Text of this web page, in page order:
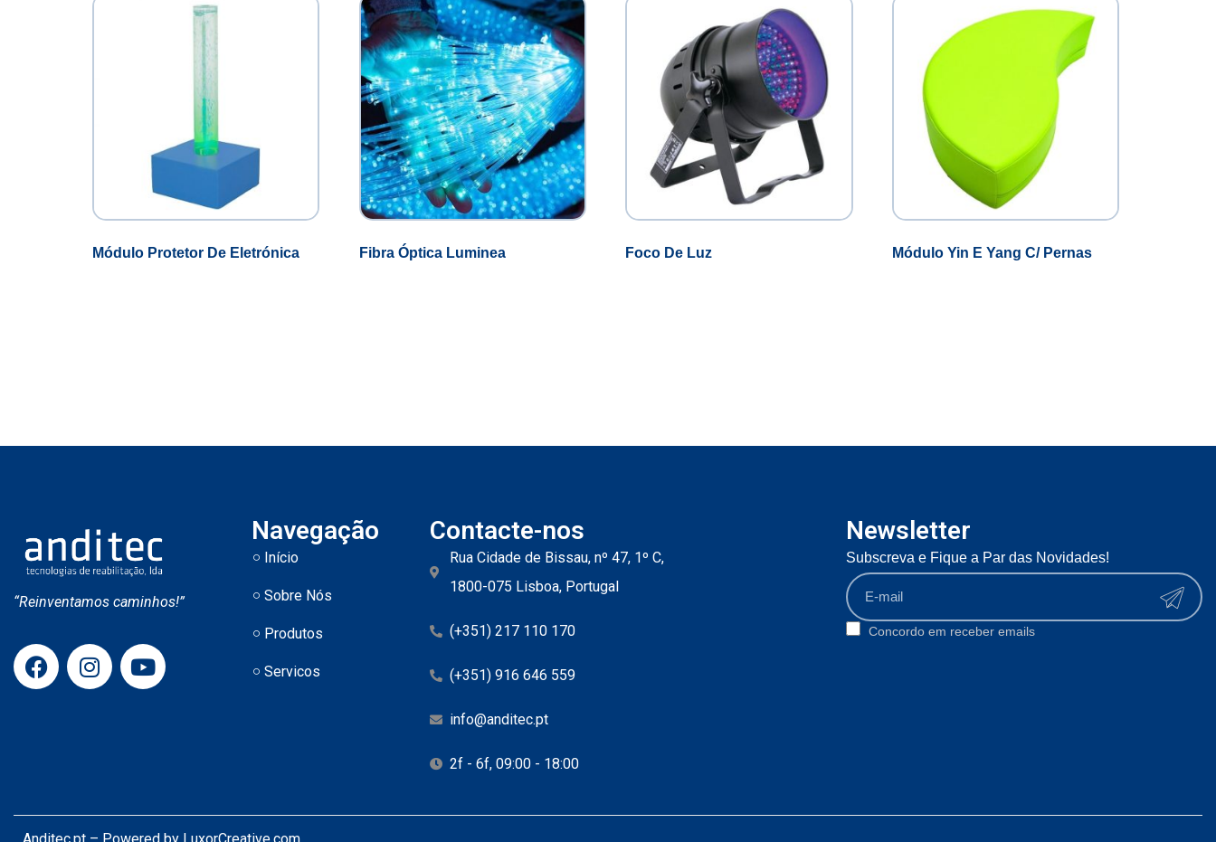
Módulo Protetor De Eletrónica Fibra Óptica Luminea Foco De Luz Módulo Yin E Yang C/ Pernas
“Reinventamos caminhos!”
Navegação
Início
Sobre Nós
Produtos
Servicos
Contacte-nos
Rua Cidade de Bissau, nº 47, 1º C,
1800-075 Lisboa, Portugal
(+351) 217 110 170
(+351) 916 646 559
info@anditec.pt
2f - 6f, 09:00 - 18:00
Newsletter
Subscreva e Fique a Par das Novidades!
Concordo em receber emails
Anditec.pt – Powered by LuxorCreative.com